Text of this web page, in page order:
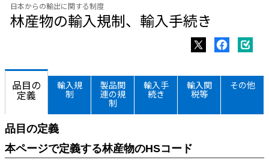
日本からの輸出に関する制度
林産物の輸入規制、輸入手続き
品目の
定義
輸入規
制
製品関
連の規
制
輸入手
続き
輸入関
税等
その他
品目の定義
本ページで定義する林産物のHSコード